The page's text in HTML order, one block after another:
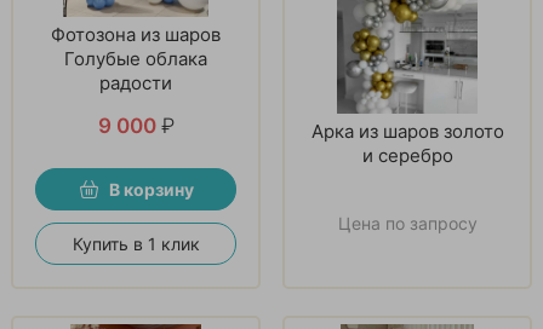
Фотозона из шаров
Голубые облака
радости
9 000 ₽
В корзину
Купить в 1 клик
Арка из шаров золото
и серебро
Цена по запросу